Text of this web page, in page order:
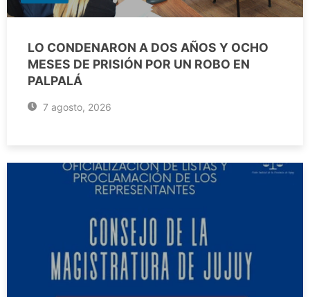
LO CONDENARON A DOS AÑOS Y OCHO
MESES DE PRISIÓN POR UN ROBO EN
PALPALÁ
7 agosto, 2026